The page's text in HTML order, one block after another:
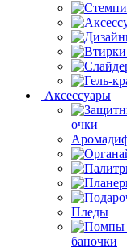
Аксессуары
очки
Пледы
баночки